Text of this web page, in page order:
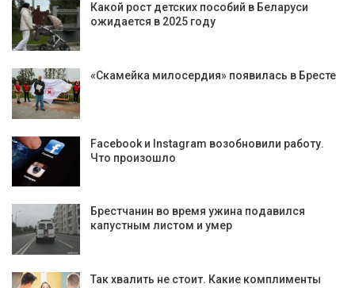
Какой рост детских пособий в Беларуси
ожидается в 2025 году
«Скамейка милосердия» появилась в Бресте
Facebook и Instagram возобновили работу.
Что произошло
Брестчанин во время ужина подавился
капустным листом и умер
Так хвалить не стоит. Какие комплименты